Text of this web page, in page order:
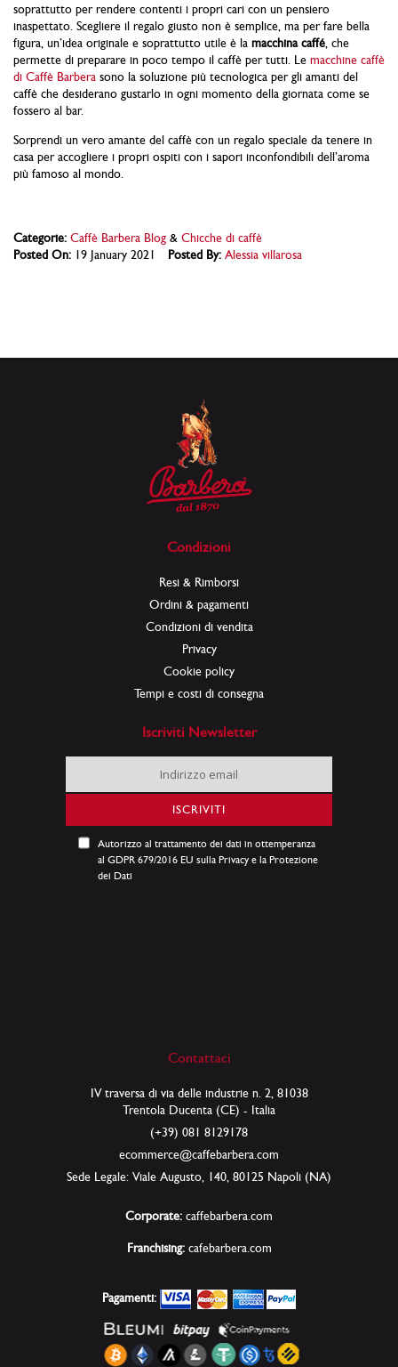
soprattutto per rendere contenti i propri cari con un pensiero
inaspettato. Scegliere il regalo giusto non è semplice, ma per fare bella
figura, un’idea originale e soprattutto utile è la macchina caffé , che
permette di preparare in poco tempo il caffè per tutti. Le macchine caffè
di Caffè Barbera sono la soluzione più tecnologica per gli amanti del
caffè che desiderano gustarlo in ogni momento della giornata come se
fossero al bar.
Sorprendi un vero amante del caffè con un regalo speciale da tenere in
casa per accogliere i propri ospiti con i sapori inconfondibili dell’aroma
più famoso al mondo.
Categorie: Caffè Barbera Blog & Chicche di caffè
Posted On: 19 January 2021 Posted By: Alessia villarosa
Condizioni
Resi & Rimborsi
Ordini & pagamenti
Condizioni di vendita
Privacy
Cookie policy
Tempi e costi di consegna
Iscriviti Newsletter
Iscriviti
alla
nostra
ISCRIVITI
Autorizzo al trattamento dei dati in ottemperanza
al GDPR 679/2016 EU sulla Privacy e la Protezione
dei Dati
Contattaci
IV traversa di via delle industrie n. 2, 81038
Trentola Ducenta (CE) - Italia
(+39) 081 8129178
ecommerce@caffebarbera.com
Sede Legale: Viale Augusto, 140, 80125 Napoli (NA)
Corporate: caffebarbera.com
Franchising: cafebarbera.com
Pagamenti: